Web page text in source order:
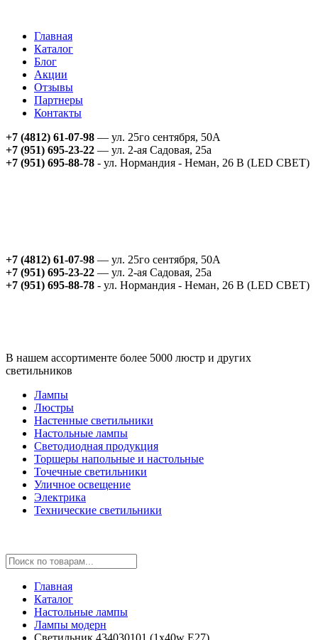
Главная
Каталог
Блог
Акции
Отзывы
Партнеры
Контакты
+7 (4812) 61-07-98 — ул. 25го сентября, 50А
+7 (951) 695-23-22 — ул. 2-ая Садовая, 25а
+7 (951) 695-88-78 - ул. Нормандия - Неман, 26 В (LED СВЕТ)
+7 (4812) 61-07-98 — ул. 25го сентября, 50А
+7 (951) 695-23-22 — ул. 2-ая Садовая, 25а
+7 (951) 695-88-78 - ул. Нормандия - Неман, 26 В (LED СВЕТ)
В нашем ассортименте более 5000 люстр и других
светильников
Лампы
Люстры
Настенные светильники
Настольные лампы
Светодиодная продукция
Торшеры напольные и настольные
Точечные светильники
Уличное освещение
Электрика
Технические светильники
Главная
Каталог
Настольные лампы
Лампы модерн
Светильник 434030101 (1x40w E27)